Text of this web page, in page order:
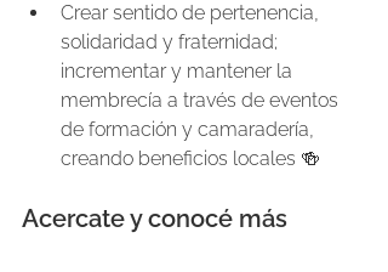
Crear sentido de pertenencia,
solidaridad y fraternidad;
incrementar y mantener la
membrecía a través de eventos
de formación y camaradería,
creando beneficios locales 🍻
Acercate y conocé más